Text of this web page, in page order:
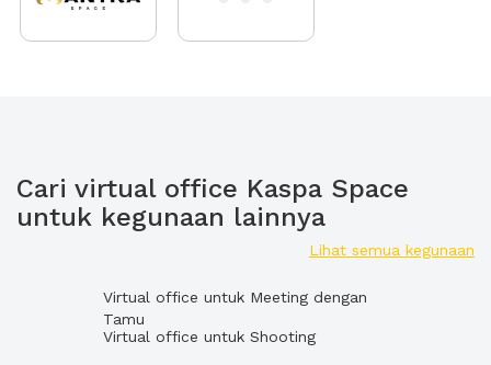
Cari virtual office Kaspa Space
untuk kegunaan lainnya
Lihat semua kegunaan
Virtual office untuk Meeting dengan
Tamu
Virtual office untuk Shooting